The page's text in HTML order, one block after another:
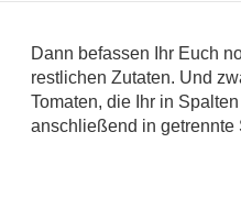
Dann befassen Ihr Euch
restlichen Zutaten. Und
Tomaten, die Ihr in
anschließend in getrennte